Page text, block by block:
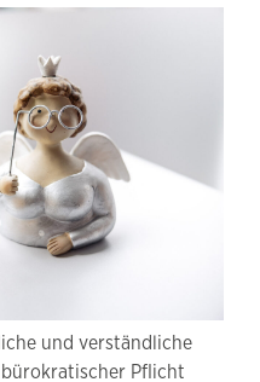
und verständliche
Pflicht